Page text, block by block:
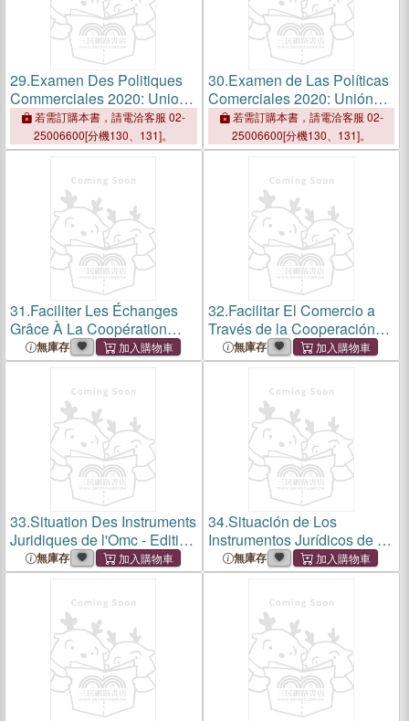
29.Examen Des Politiques
Commerciales 2020: Union
Européenne
若需訂購本書，請電洽客服 02-
25006600[分機130、131]。
30.Examen de Las Políticas
Comerciales 2020: Unión
Europea
若需訂購本書，請電洽客服 02-
25006600[分機130、131]。
31.Faciliter Les Échanges
Grâce À La Coopération
Réglementaire: Le Cas Des
Accords Et Comités OTC /
Sps de l'Omc
無庫存
32.Facilitar El Comercio a
Través de la Cooperación
Regulatoria: El Caso de Los
Acuerdos Y Comités OTC /
Msf de la Omc
無庫存
33.Situation Des Instruments
Juridiques de l'Omc - Edition
2019無庫存
34.Situación de Los
Instrumentos Jurídicos de la
Omc - Edición 2019
無庫存